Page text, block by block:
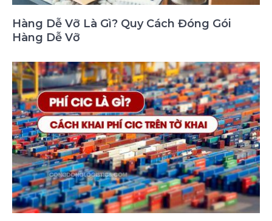
Hàng Dễ Vỡ Là Gì? Quy Cách Đóng Gói
Hàng Dễ Vỡ